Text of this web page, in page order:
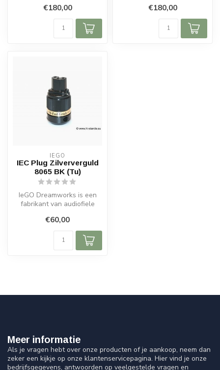
€180,00
audiofiele ...
€180,00
IEGO
IEC Plug Zilververguld
8065 BK (Tu)
IeGO Dreamworks is een
fabrikant van audiofiele
levert ...
€60,00
Meer informatie
Als je vragen hebt over onze producten of je aankoop, neem dan
zeker een kijkje op onze klantenservicepagina. Hier vind je onze
bedrijfsgegevens, antwoorden op veelgestelde vragen en